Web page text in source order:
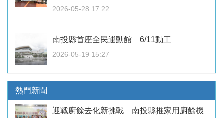
2026-05-28 17:22
南投縣首座全民運動館 6/11動工
2026-05-19 15:27
熱門新聞
迎戰廚餘去化新挑戰 南投縣推家用廚餘機